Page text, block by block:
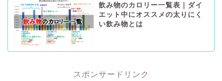
飲み物のカロリー一覧表｜ダイ
エット中にオススメの太りにく
い飲み物とは
スポンサードリンク